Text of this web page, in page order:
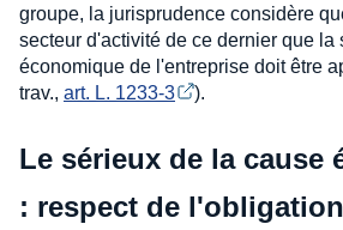
groupe, la jurisprudence considère
secteur d'activité de ce dernier que la
économique de l'entreprise doit être
trav., art. L. 1233-3 ).
Le sérieux de la cause
: respect de